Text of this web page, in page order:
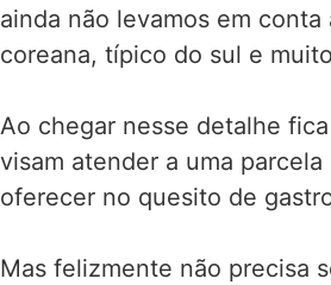
ainda não levamos em
coreana, típico do sul e
Ao chegar nesse detalhe
visam atender a uma
oferecer no quesito de
Mas felizmente não precisa